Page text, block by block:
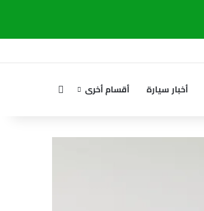
أخبار سيارة أقسام أخرى